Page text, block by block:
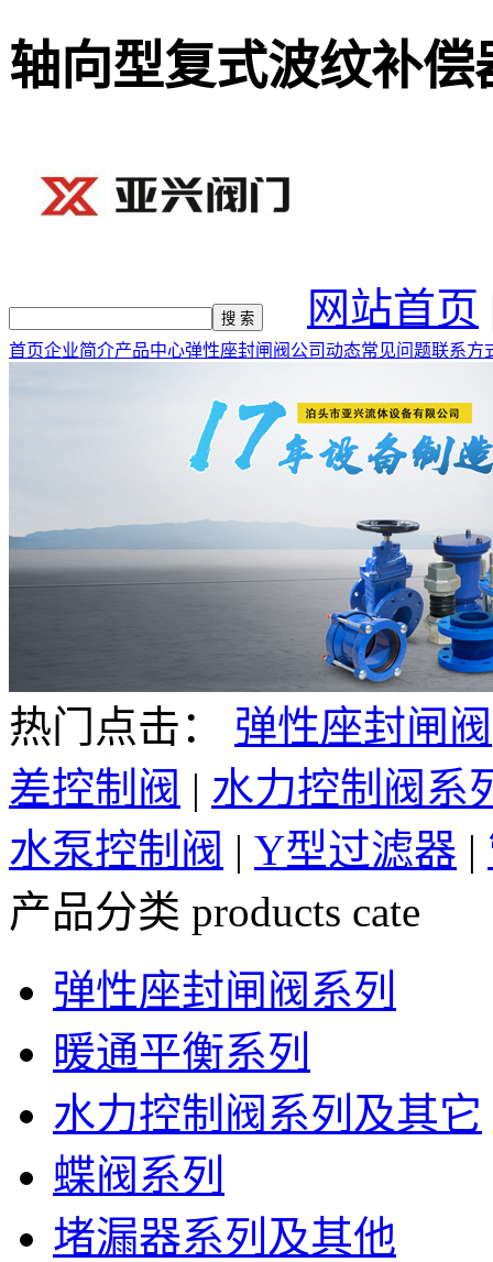
轴向型复式波纹补偿
网站首页
首页企业简介产品中心弹性座封闸阀 公司动态常见问题联系方
热门点击： 弹性座封闸阀
差控制阀 | 水力控制阀系
水泵控制阀 | Y型过滤器 |
产品分类 products cate
弹性座封闸阀系列
暖通平衡系列
水力控制阀系列及其它
蝶阀系列
堵漏器系列及其他